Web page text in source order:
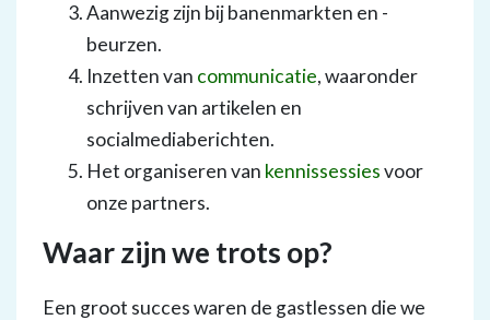
Aanwezig zijn bij banenmarkten en -
beurzen.
Inzetten van communicatie, waaronder
schrijven van artikelen en
socialmediaberichten.
Het organiseren van kennissessiesvoor
onze partners.
Waar zijn we trots op?
Een groot succes waren de gastlessen die we